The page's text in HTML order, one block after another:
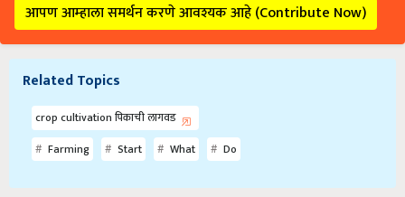
आपण आम्हाला समर्थन करणे आवश्यक आहे (Contribute Now)
Related Topics
crop cultivation पिकाची लागवड
Farming
Start What Do